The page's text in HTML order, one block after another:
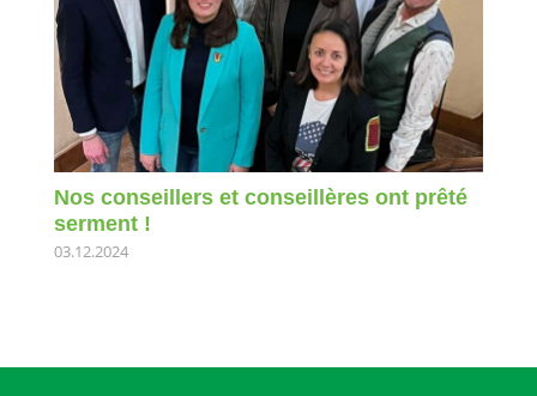
Nos conseillers et conseillères ont prêté
serment !
03.12.2024